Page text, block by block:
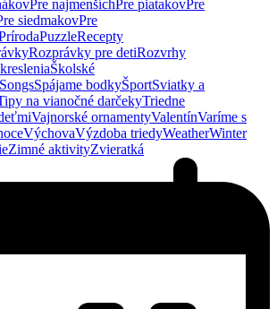
Pre najmenšíchPre piatakovPre
siedmakovPre
PuzzleRecepty
Rozprávky pre detiRozvrhy
Školské
SongsSpájame bodkyŠportSviatky a
na vianočné darčekyTriedne
Vajnorské ornamentyValentínVaríme s
VýchovaVýzdoba triedyWeatherWinter
Zimné aktivityZvieratká